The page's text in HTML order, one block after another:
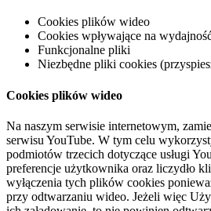
Cookies plików wideo
Cookies wpływające na
Funkcjonalne pliki
Niezbędne pliki cookies
Cookies plików wideo
Na naszym serwisie internetowym,
serwisu YouTube. W tym celu
podmiotów trzecich dotyczące usługi
preferencje użytkownika oraz liczydło
wyłączenia tych plików cookies
przy odtwarzaniu wideo. Jeżeli więc